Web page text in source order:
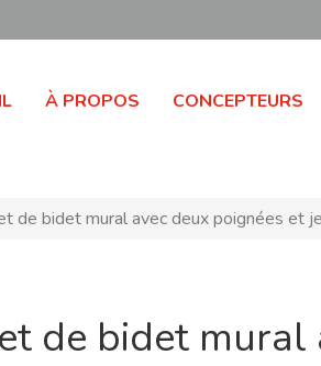
À PROPOS CONCEPTEURS
de bidet mural avec deux poignées et
de bidet mural